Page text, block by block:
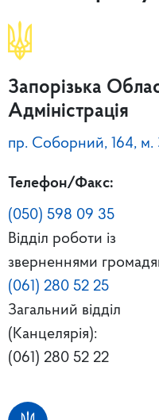
Запорізька
Адміністрація
пр. Соборний, 164, м.
Телефон/Факс:
(050) 598 09 35
Відділ роботи із
зверненнями
(061) 280 52 25
Загальний відділ
(Канцелярія):
(061) 280 52 22